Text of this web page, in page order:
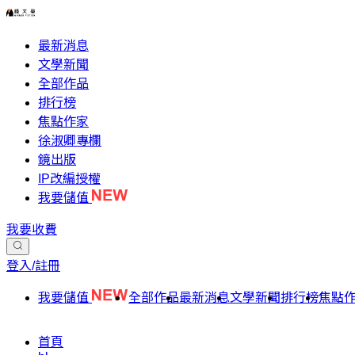
最新消息
文學新聞
全部作品
排行榜
焦點作家
徐淑卿專欄
鏡出版
IP改編授權
我要儲值
我要收費
登入/註冊
我要儲值 全部作品最新消息文學新聞排行榜焦點
首頁